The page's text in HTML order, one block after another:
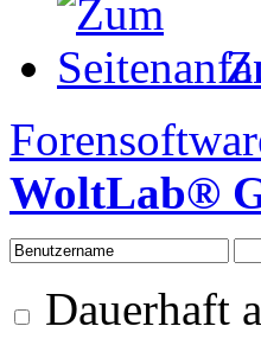
WoltLab®
Dauerhaft